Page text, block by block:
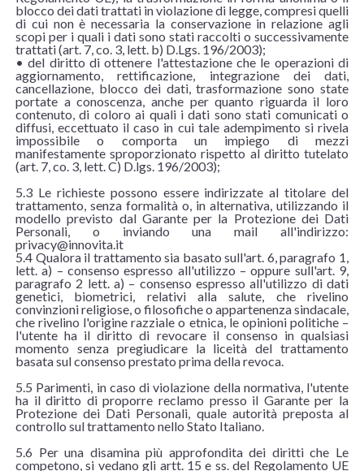
blocco dei dati trattati in violazione di legge, compresi quelli
di cui non è necessaria la conservazione in relazione agli
scopi per i quali i dati sono stati raccolti o successivamente
trattati (art. 7, co. 3, lett. b) D.Lgs. 196/2003);
• del diritto di ottenere l'attestazione che le operazioni di
aggiornamento, rettificazione, integrazione dei dati,
cancellazione, blocco dei dati, trasformazione sono state
portate a conoscenza, anche per quanto riguarda il loro
contenuto, di coloro ai quali i dati sono stati comunicati o
diffusi, eccettuato il caso in cui tale adempimento si rivela
impossibile o comporta un impiego di mezzi
manifestamente sproporzionato rispetto al diritto tutelato
(art. 7, co. 3, lett. C) D.lgs. 196/2003);
5.3 Le richieste possono essere indirizzate al titolare del
trattamento, senza formalità o, in alternativa, utilizzando il
modello previsto dal Garante per la Protezione dei Dati
Personali, o inviando una mail all'indirizzo:
privacy@innovita.it
5.4 Qualora il trattamento sia basato sull'art. 6, paragrafo 1,
lett. a) – consenso espresso all'utilizzo – oppure sull'art. 9,
paragrafo 2 lett. a) – consenso espresso all'utilizzo di dati
genetici, biometrici, relativi alla salute, che rivelino
convinzioni religiose, o filosofiche o appartenenza sindacale,
che rivelino l'origine razziale o etnica, le opinioni politiche –
l'utente ha il diritto di revocare il consenso in qualsiasi
momento senza pregiudicare la liceità del trattamento
basata sul consenso prestato prima della revoca.
5.5 Parimenti, in caso di violazione della normativa, l'utente
ha il diritto di proporre reclamo presso il Garante per la
Protezione dei Dati Personali, quale autorità preposta al
controllo sul trattamento nello Stato Italiano.
5.6 Per una disamina più approfondita dei diritti che Le
competono, si vedano gli artt. 15 e ss. del Regolamento UE